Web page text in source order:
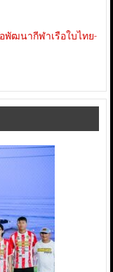
พัฒนากีฬาเรือใบไทย-